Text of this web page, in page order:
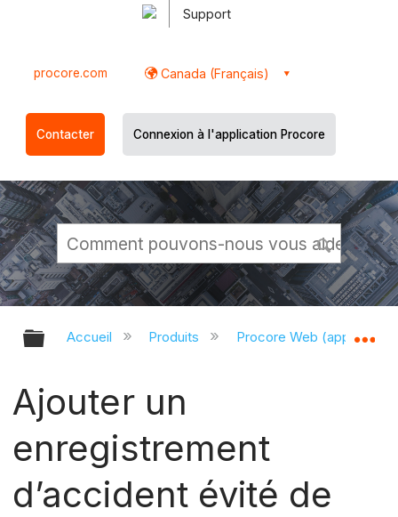
Support
procore.com Canada (Français)
Contacter Connexion à l'application Procore
Développer/réduire la hiérarchie
Accueil Produits Procore Web
Ajouter un
enregistrement
d’accident évité de